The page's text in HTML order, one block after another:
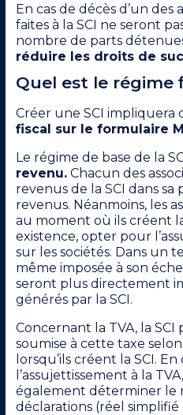
En cas de décès d’un des
faites à la SCI ne seront
nombre de parts
réduire les droits de
Quel est le régime
Créer une SCI impliquera
fiscal sur le formulaire
Le régime de base de la
revenu. Chacun des
revenus de la SCI dans
revenus. Néanmoins, les
au moment où ils créent
existence, opter pour
sur les sociétés. Dans un
même imposée à son
seront plus directement
générés par la SCI.
Concernant la TVA, la
soumise à cette taxe
lorsqu’ils créent la SCI.
l’assujettissement à la
également déterminer le
déclarations (réel